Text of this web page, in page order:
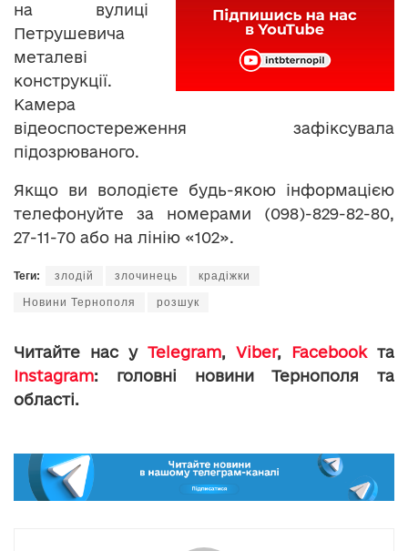
на вулиці
Петрушевича
металеві
конструкції.
Камера
відеоспостереження зафіксувала
підозрюваного.
Якщо ви володієте будь-якою інформацією
телефонуйте за номерами (098)-829-82-80,
27-11-70 або на лінію «102».
Теги: злодій злочинець крадіжки
Новини Тернополя розшук
Читайте нас у Telegram, Viber, Facebookта
Instagram: головні новини Тернополя та
області.